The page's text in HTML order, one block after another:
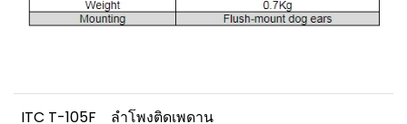
ITC T-105F
ลำโพงติดเพดาน